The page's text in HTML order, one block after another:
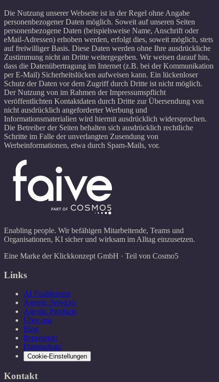
Die Nutzung unserer Webseite ist in der Regel ohne Angabe
personenbezogener Daten möglich. Soweit auf unseren Seiten
personenbezogene Daten (beispielsweise Name, Anschrift oder
eMail-Adressen) erhoben werden, erfolgt dies, soweit möglich, stets
auf freiwilliger Basis. Diese Daten werden ohne Ihre ausdrückliche
Zustimmung nicht an Dritte weitergegeben. Wir weisen darauf hin,
dass die Datenübertragung im Internet (z.B. bei der Kommunikation
per E-Mail) Sicherheitslücken aufweisen kann. Ein lückenloser
Schutz der Daten vor dem Zugriff durch Dritte ist nicht möglich.
Der Nutzung von im Rahmen der Impressumspflicht
veröffentlichten Kontaktdaten durch Dritte zur Übersendung von
nicht ausdrücklich angeforderter Werbung und
Informationsmaterialien wird hiermit ausdrücklich widersprochen.
Die Betreiber der Seiten behalten sich ausdrücklich rechtliche
Schritte im Falle der unverlangten Zusendung von
Werbeinformationen, etwa durch Spam-Mails, vor.
Enabling people. Wir befähigen Mitarbeitende, Teams und
Organisationen, KI sicher und wirksam im Alltag einzusetzen.
Eine Marke der Klickkonzept GmbH · Teil von Cosmo5
Links
AI Enablement
Agentic Services
Agentic Products
Über uns
Blog
Impressum
Datenschutz
Cookie-Einstellungen
Kontakt